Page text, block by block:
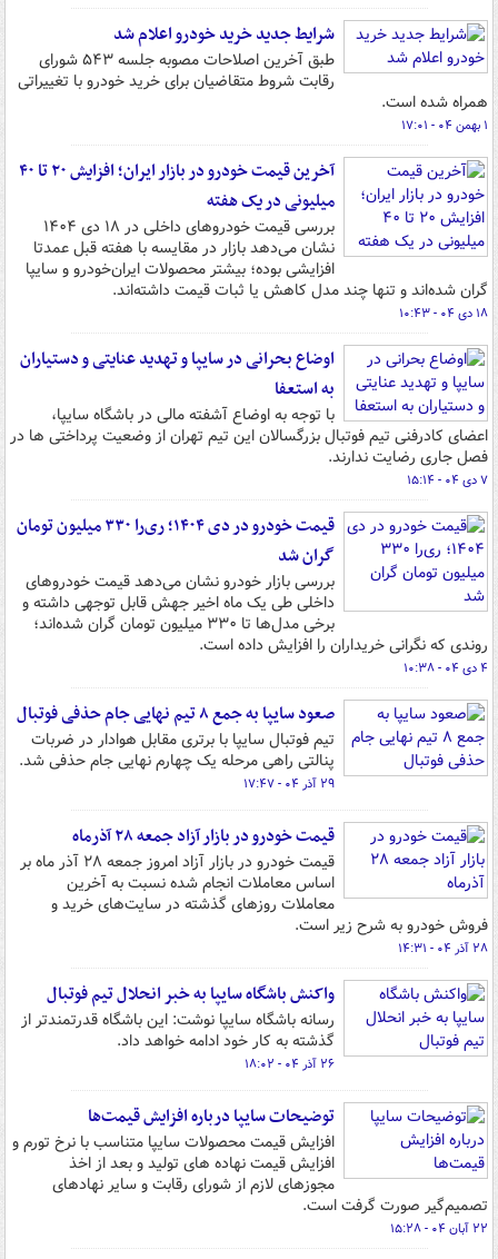
شرایط جدید خرید خودرو اعلام شد
طبق آخرین اصلاحات مصوبه جلسه ۵۴۳ شورای
رقابت شروط متقاضیان برای خرید خودرو با تغییراتی
همراه شده است.
۱ بهمن ۰۴ - ۱۷:۰۱
آخرین قیمت خودرو در بازار ایران؛ افزایش ۲۰ تا ۴۰
میلیونی در یک هفته
بررسی قیمت خودروهای داخلی در ۱۸ دی ۱۴۰۴
نشان می‌دهد بازار در مقایسه با هفته قبل عمدتا
افزایشی بوده؛ بیشتر محصولات ایران‌خودرو و سایپا
گران شده‌اند و تنها چند مدل کاهش یا ثبات قیمت داشته‌اند.
۱۸ دی ۰۴ - ۱۰:۴۳
اوضاع بحرانی در سایپا و تهدید عنایتی و دستیاران
به استعفا
با توجه به اوضاع آشفته مالی در باشگاه سایپا،
اعضای کادرفنی تیم فوتبال بزرگسالان این تیم تهران از وضعیت پرداختی ها در
فصل جاری رضایت ندارند.
۷ دی ۰۴ - ۱۵:۱۴
قیمت خودرو در دی ۱۴۰۴؛ ری‌را ۳۳۰ میلیون تومان
گران شد
بررسی بازار خودرو نشان می‌دهد قیمت خودروهای
داخلی طی یک ماه اخیر جهش قابل توجهی داشته و
برخی مدل‌ها تا ۳۳۰ میلیون تومان گران شده‌اند؛
روندی که نگرانی خریداران را افزایش داده است.
۴ دی ۰۴ - ۱۰:۳۸
صعود سایپا به جمع ۸ تیم نهایی جام حذفی فوتبال
تیم فوتبال سایپا با برتری مقابل هوادار در ضربات
پنالتی راهی مرحله یک چهارم نهایی جام حذفی شد.
۲۹ آذر ۰۴ - ۱۷:۴۷
قیمت خودرو در بازار آزاد جمعه ۲۸ آذرماه
قیمت خودرو در بازار آزاد امروز جمعه ۲۸ آذر ماه بر
اساس معاملات انجام شده نسبت به آخرین
معاملات روزهای گذشته در سایت‌های خرید و
فروش خودرو به شرح زیر است.
۲۸ آذر ۰۴ - ۱۴:۳۱
واکنش باشگاه سایپا به خبر انحلال تیم فوتبال
رسانه باشگاه سایپا نوشت: این باشگاه قدرتمندتر از
گذشته به کار خود ادامه خواهد داد.
۲۶ آذر ۰۴ - ۱۸:۰۲
توضیحات سایپا درباره افزایش قیمت‌ها
افزایش قیمت محصولات سایپا متناسب با نرخ تورم و
افزایش قیمت نهاده های تولید و بعد از اخذ
مجوزهای لازم از شورای رقابت و سایر نهادهای
تصمیم‌گیر صورت گرفت است.
۲۲ آبان ۰۴ - ۱۵:۲۸